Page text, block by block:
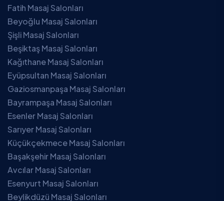
Fatih Masaj Salonları
Beyoğlu Masaj Salonları
Şişli Masaj Salonları
Beşiktaş Masaj Salonları
Kağıthane Masaj Salonları
Eyüpsultan Masaj Salonları
Gaziosmanpaşa Masaj Salonları
Bayrampaşa Masaj Salonları
Esenler Masaj Salonları
Sarıyer Masaj Salonları
Küçükçekmece Masaj Salonları
Başakşehir Masaj Salonları
Avcılar Masaj Salonları
Esenyurt Masaj Salonları
Beylikdüzü Masaj Salonları